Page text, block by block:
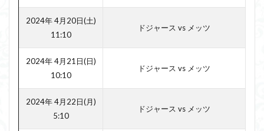
2024年 4月20日(土)
11:10
ドジャース vs メッツ
2024年 4月21日(日)
10:10
ドジャース vs メッツ
2024年 4月22日(月)
5:10
ドジャース vs メッツ